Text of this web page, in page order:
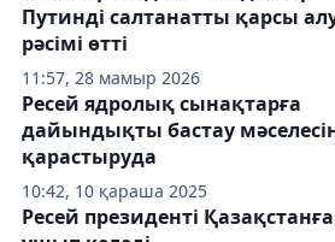
11:57, 28 мамыр 2026
Путинді салтанатты қарсы
рәсімі өтті
10:42, 10 қараша 2025
Ресей ядролық сынақтарға
дайындықты бастау
қарастыруда
Ресей президенті Қазақстанға